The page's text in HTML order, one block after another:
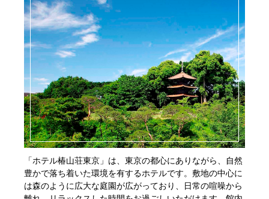
「ホテル椿山荘東京」は、東京の都心にありながら、自然
豊かで落ち着いた環境を有するホテルです。敷地の中心に
は森のように広大な庭園が広がっており、日常の喧噪から